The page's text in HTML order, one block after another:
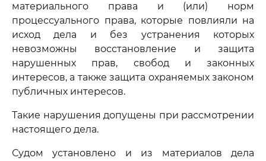
материального права и (или) норм
процессуального права, которые повлияли на
исход дела и без устранения которых
невозможны восстановление и защита
нарушенных прав, свобод и законных
интересов, а также защита охраняемых законом
публичных интересов.
Такие нарушения допущены при рассмотрении
настоящего дела.
Судом установлено и из материалов дела